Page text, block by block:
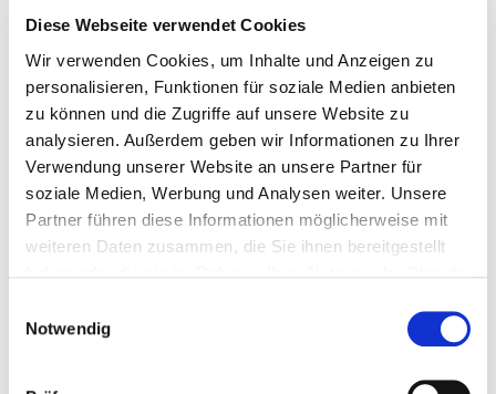
Diese Webseite verwendet Cookies
Wir verwenden Cookies, um Inhalte und Anzeigen zu
personalisieren, Funktionen für soziale Medien anbieten
zu können und die Zugriffe auf unsere Website zu
analysieren. Außerdem geben wir Informationen zu Ihrer
Verwendung unserer Website an unsere Partner für
soziale Medien, Werbung und Analysen weiter. Unsere
Partner führen diese Informationen möglicherweise mit
weiteren Daten zusammen, die Sie ihnen bereitgestellt
Notwendig
Produktinformationen "Klaus Peter
Keller - Abts E Riesling GG - Großes
Gewächs 2016 - 0,75l"
Der Klaus Peter Keller Abts E Riesling GG Großes
Gewächs 2016 ist ein ausgezeichneter Riesling aus dem
Rheingau. Er wird aus den besten Trauben der Lage
Bukett mit Aromen von reifen Äpfeln, Zitrusfrüchten und
einem Hauch von Honig. Am Gaumen ist er vollmundig
langen, mineralischen Abgang. Der Abts E Riesling GG